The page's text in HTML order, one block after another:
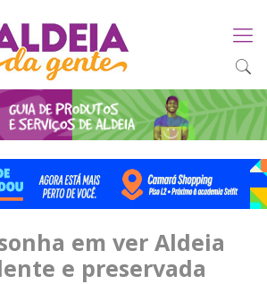
em ver Aldeia
e preservada